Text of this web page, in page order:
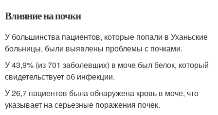
Влияние на почки
У большинства пациентов, которые попали в Уханьские
больницы, были выявлены проблемы с почками.
У 43,9% (из 701 заболевших) в моче был белок, который
свидетельствует об инфекции.
У 26,7 пациентов была обнаружена кровь в моче, что
указывает на серьезные поражения почек.